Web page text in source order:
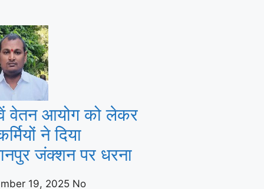
वेतन आयोग को लेकर
ने दिया
जंक्शन पर धरना
19, 2025 No